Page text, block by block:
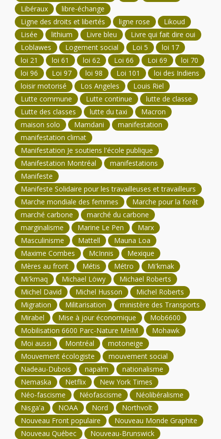
Libéraux
libre-échange
Ligne des droits et libertés
ligne rose
Likoud
Lisée
lithium Livre bleu
Livre qui fait dire oui
Loblawes
Logement social Loi 5
loi 17
loi 21
loi 61 loi 62 Loi 66 Loi 69
loi 70
loi 96
Loi 97 loi 98 Loi 101
loi des Indiens
loisir motorisé
Los Angeles
Louis Riel
Lutte commune
Lutte continue
lutte de classe
Lutte des classes
lutte du taxi
Macron
maison solo
Mamdani
manifestation
manifestation climat
Manifestation Je soutiens l'école publique
Manifestation Montréal
manifestations
Manifeste
Manifeste Solidaire pour les travailleuses et travailleurs
Marche mondiale des femmes
Marche pour la forêt
marché carbone
marché du carbone
marginalisme
Marine Le Pen
Marx
Masculinisme
Mattell
Mauna Loa
Maxime Combes
McInnis
Mexique
Mères au front
Métis Métro
Mi'kmak
Mi'kmaq
Michael Löwy
Michael Roberts
Michel David
Michel Husson
Michel Roberts
Migration
Militarisation
ministère des Transports
Mirabel
Mise à jour économique
Mob6600
Mobilisation 6600 Parc-Nature MHM
Mohawk
Moi aussi
Montréal
motoneige
Mouvement écologiste
mouvement social
Nadeau-Dubois
napalm
nationalisme
Nemaska
Netflix
New York Times
Néo-fascisme
Néofascisme
Néolibéralisme
Nisga'a
NOAA Nord
Northvolt
Nouveau Front populaire
Nouveau Monde Graphite
Nouveau Québec
Nouveau-Brunswick